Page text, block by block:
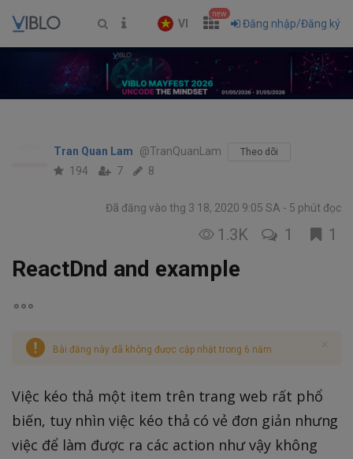
VI
new
Đăng nhập/Đăng ký
Tran Quan Lam @TranQuanLam Theo dõi
194 7 8
Đã đăng vào thg 3 18, 2020 9:05 SA 5 phút đọc
1.3K 1 1
ReactDnd and example
Bài đăng này đã không được cập nhật trong 6 năm
Việc kéo thả một item trên trang web rất phổ
biến, tuy nhìn việc kéo thả có vẻ đơn giản nhưng
việc để làm được ra các action như vậy không